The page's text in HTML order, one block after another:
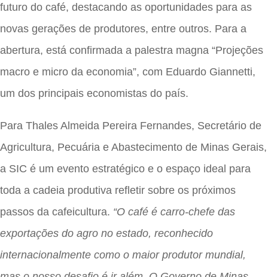
futuro do café, destacando as oportunidades para as
novas gerações de produtores, entre outros. Para a
abertura, está confirmada a palestra magna “Projeções
macro e micro da economia”, com Eduardo Giannetti,
um dos principais economistas do país.
Para Thales Almeida Pereira Fernandes, Secretário de
Agricultura, Pecuária e Abastecimento de Minas Gerais,
a SIC é um evento estratégico e o espaço ideal para
toda a cadeia produtiva refletir sobre os próximos
passos da cafeicultura. “O café é carro-chefe das
exportações do agro no estado, reconhecido
internacionalmente como o maior produtor mundial,